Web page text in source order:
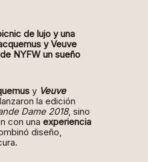
de lujo y una
y Veuve
NYFW un sueño
y Veuve
la edición
Dame 2018, sino
con una experiencia
diseño,